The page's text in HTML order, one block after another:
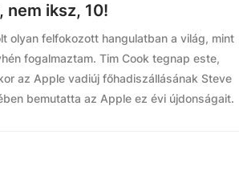
nem iksz, 10!
olyan felfokozott hangulatban a világ, mint
fogalmaztam. Tim Cook tegnap este,
az Apple vadiúj főhadiszállásának Steve
bemutatta az Apple ez évi újdonságait.